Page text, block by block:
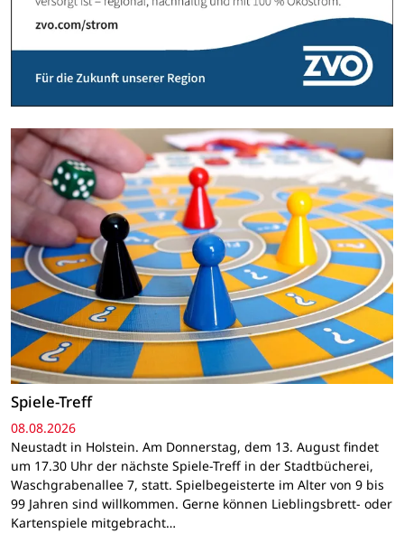
Spiele-Treff
08.08.2026
Neustadt in Holstein. Am Donnerstag, dem 13. August findet
um 17.30 Uhr der nächste Spiele-Treff in der Stadtbücherei,
Waschgrabenallee 7, statt. Spielbegeisterte im Alter von 9 bis
99 Jahren sind willkommen. Gerne können Lieblingsbrett- oder
Kartenspiele mitgebracht…